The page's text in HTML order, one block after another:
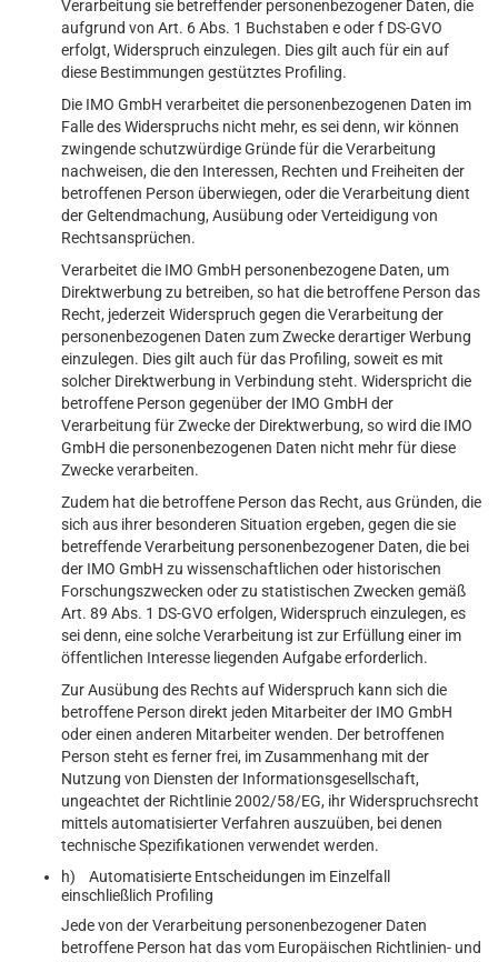
Verarbeitung sie betreffender personenbezogener Daten, die
aufgrund von Art. 6 Abs. 1 Buchstaben e oder f DS-GVO
erfolgt, Widerspruch einzulegen. Dies gilt auch für ein auf
diese Bestimmungen gestütztes Profiling.
Die IMO GmbH verarbeitet die personenbezogenen Daten im
Falle des Widerspruchs nicht mehr, es sei denn, wir können
zwingende schutzwürdige Gründe für die Verarbeitung
nachweisen, die den Interessen, Rechten und Freiheiten der
betroffenen Person überwiegen, oder die Verarbeitung dient
der Geltendmachung, Ausübung oder Verteidigung von
Rechtsansprüchen.
Verarbeitet die IMO GmbH personenbezogene Daten, um
Direktwerbung zu betreiben, so hat die betroffene Person das
Recht, jederzeit Widerspruch gegen die Verarbeitung der
personenbezogenen Daten zum Zwecke derartiger Werbung
einzulegen. Dies gilt auch für das Profiling, soweit es mit
solcher Direktwerbung in Verbindung steht. Widerspricht die
betroffene Person gegenüber der IMO GmbH der
Verarbeitung für Zwecke der Direktwerbung, so wird die IMO
GmbH die personenbezogenen Daten nicht mehr für diese
Zwecke verarbeiten.
Zudem hat die betroffene Person das Recht, aus Gründen, die
sich aus ihrer besonderen Situation ergeben, gegen die sie
betreffende Verarbeitung personenbezogener Daten, die bei
der IMO GmbH zu wissenschaftlichen oder historischen
Forschungszwecken oder zu statistischen Zwecken gemäß
Art. 89 Abs. 1 DS-GVO erfolgen, Widerspruch einzulegen, es
sei denn, eine solche Verarbeitung ist zur Erfüllung einer im
öffentlichen Interesse liegenden Aufgabe erforderlich.
Zur Ausübung des Rechts auf Widerspruch kann sich die
betroffene Person direkt jeden Mitarbeiter der IMO GmbH
oder einen anderen Mitarbeiter wenden. Der betroffenen
Person steht es ferner frei, im Zusammenhang mit der
Nutzung von Diensten der Informationsgesellschaft,
ungeachtet der Richtlinie 2002/58/EG, ihr Widerspruchsrecht
mittels automatisierter Verfahren auszuüben, bei denen
technische Spezifikationen verwendet werden.
h) Automatisierte Entscheidungen im Einzelfall
einschließlich Profiling
Jede von der Verarbeitung personenbezogener Daten
betroffene Person hat das vom Europäischen Richtlinien- und